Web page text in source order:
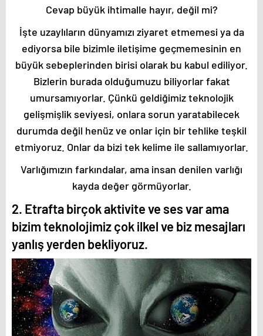
Cevap büyük ihtimalle hayır, değil mi?
İşte uzaylıların dünyamızı ziyaret etmemesi ya da
ediyorsa bile bizimle iletişime geçmemesinin en
büyük sebeplerinden birisi olarak bu kabul ediliyor.
Bizlerin burada olduğumuzu biliyorlar fakat
umursamıyorlar. Çünkü geldiğimiz teknolojik
gelişmişlik seviyesi, onlara sorun yaratabilecek
durumda değil henüz ve onlar için bir tehlike teşkil
etmiyoruz. Onlar da bizi tek kelime ile sallamıyorlar.
Varlığımızın farkındalar, ama insan denilen varlığı
kayda değer görmüyorlar.
2. Etrafta birçok aktivite ve ses var ama
bizim teknolojimiz çok ilkel ve biz mesajları
yanlış yerden bekliyoruz.